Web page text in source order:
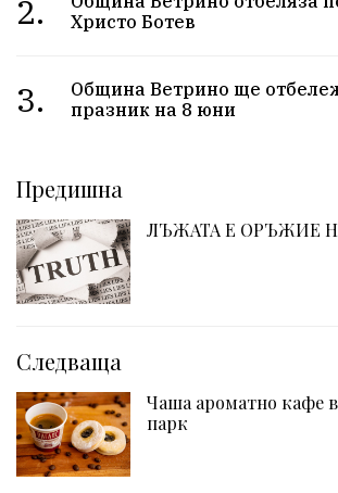
2.
Христо Ботев
3.
Община Ветрино ще
празник на 8 юни
Предишна
ЛЪЖАТА Е ОРЪЖИЕ
Следваща
Чаша ароматно кафе
парк